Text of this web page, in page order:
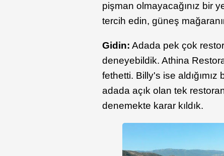
pişman olmayacağınız bir
tercih edin, güneş
Gidin: Adada pek çok
deneyebildik. Athina
fethetti. Billy's ise aldığımız
adada açık olan tek
denemekte karar kıldık.